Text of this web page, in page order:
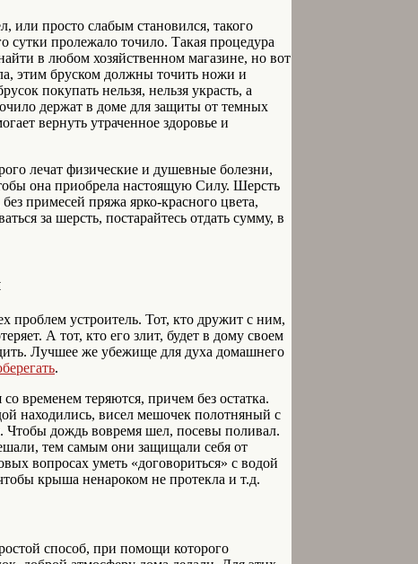
или просто слабым становился, такого
сутки пролежало точило. Такая процедура
в любом хозяйственном магазине, но вот
этим бруском должны точить ножи и
покупать нельзя, нельзя украсть, а
держат в доме для защиты от темных
вернуть утраченное здоровье и
лечат физические и душевные болезни,
она приобрела настоящую Силу. Шерсть
примесей пряжа ярко-красного цвета,
за шерсть, постарайтесь отдать сумму, в
проблем устроитель. Тот, кто дружит с ним,
А тот, кто его злит, будет в дому своем
Лучшее же убежище для духа домашнего
.
временем теряются, причем без остатка.
находились, висел мешочек полотняный с
Чтобы дождь вовремя шел, посевы поливал.
тем самым они защищали себя от
вопросах уметь «договориться» с водой
крыша ненароком не протекла и т.д.
способ, при помощи которого